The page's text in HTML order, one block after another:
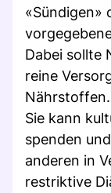
«Sündigen»
Dabei sollte
reine
Nährstoffen.
Sie kann
spenden
anderen in
restriktive